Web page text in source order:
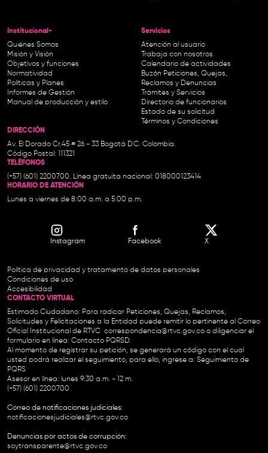
Institucional-
Quiénes Somos
Misión y Visión
Objetivos y funciones
Normatividad
Políticas y Planes
Informes de Gestión
Manual de producción y estilo
Servicios
Atención al usuario
Trabaja con nosotros
Calendario de actividades
Buzón Peticiones, Quejas,
Reclamos y Denuncias
Trámites y Servicios
Directorio de funcionarios
Estado de su solicitud
Términos y Condiciones
DIRECCIÓN
Av. El Dorado Cr.45 # 26 - 33 Bogotá D.C. Colombia.
Código Postal: 111321
TELÉFONOS
(+57) (601) 2200700. Línea gratuita nacional: 018000123414
HORARIO DE ATENCIÓN
Lunes a viernes de 8:00 a.m. a 5:00 p.m.
Instagram Facebook X
Política de privacidad y tratamiento de datos personales
Condiciones de uso
Accesibilidad
CONTACTO VIRTUAL
Estimado Ciudadano: Para radicar Peticiones, Quejas, Reclamos,
Solicitudes y Felicitaciones a la Entidad puede remitir lo pertinente al Correo
Oficial Institucional de RTVC correspondencia@rtvc.gov.co o diligenciar el
formulario en línea: Contacto PQRSD.
Al momento de registrar su petición, se generará un código con el cual
usted podrá realizar el seguimiento, para ello, ingrese a: Seguimiento de
PQRS
Asesor en línea: lunes 9:30 a.m. - 12 m.
(+57) (601) 2200700
Correo de notificaciones judiciales:
notificacionesjudiciales@rtvc.gov.co
Denuncias por actos de corrupción:
soytransparente@rtvc.gov.co